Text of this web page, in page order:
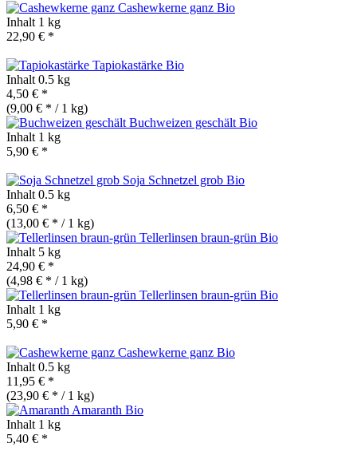
Cashewkerne ganz Bio
Inhalt 1 kg
22,90 € *
Tapiokastärke Bio
Inhalt 0.5 kg
4,50 € *
(9,00 € * / 1 kg)
Buchweizen geschält Bio
Inhalt 1 kg
5,90 € *
Soja Schnetzel grob Bio
Inhalt 0.5 kg
6,50 € *
(13,00 € * / 1 kg)
Tellerlinsen braun-grün Bio
Inhalt 5 kg
24,90 € *
(4,98 € * / 1 kg)
Tellerlinsen braun-grün Bio
Inhalt 1 kg
5,90 € *
Cashewkerne ganz Bio
Inhalt 0.5 kg
11,95 € *
(23,90 € * / 1 kg)
Amaranth Bio
Inhalt 1 kg
5,40 € *